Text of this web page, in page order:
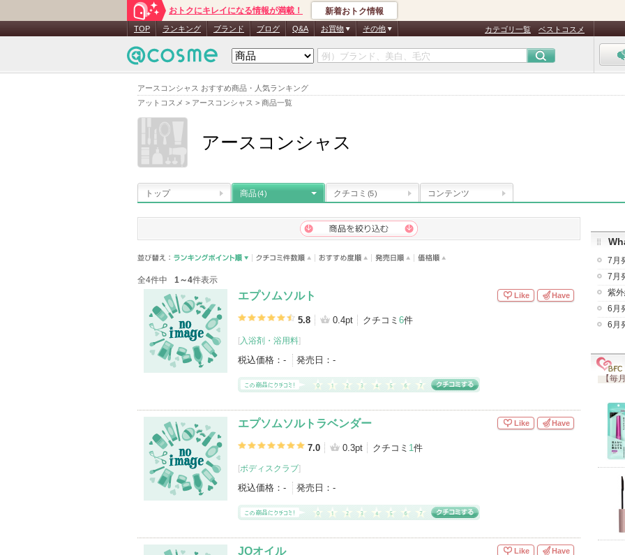
アースコンシャス おすすめ商品・人気ランキング
アットコスメ > アースコンシャス > 商品一覧
おトクにキレイになる情報が満載！ 新着おトク情報
TOP ランキング ブランド ブログ Q&A お買物 その他 カテゴリ一覧 ベストコスメ
アースコンシャス
トップ 商品(4) クチコミ (5) コンテンツ
全4件中 1～4件表示
エプソムソルト
5.8 0.4pt クチコミ 6件
[入浴剤・浴用料]
税込価格： - 発売日： -
Like Have
エプソムソルトラベンダー
7.0 0.3pt クチコミ 1件
[ボディスクラブ]
税込価格： - 発売日： -
Like Have
JOオイル Like Have
7月
7月
紫
6月
6月
【毎